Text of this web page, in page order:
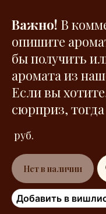
Важно! В
опишите
бы получить
аромата из
Если вы
сюрприз,
руб.
Нет в наличии
Добавить в